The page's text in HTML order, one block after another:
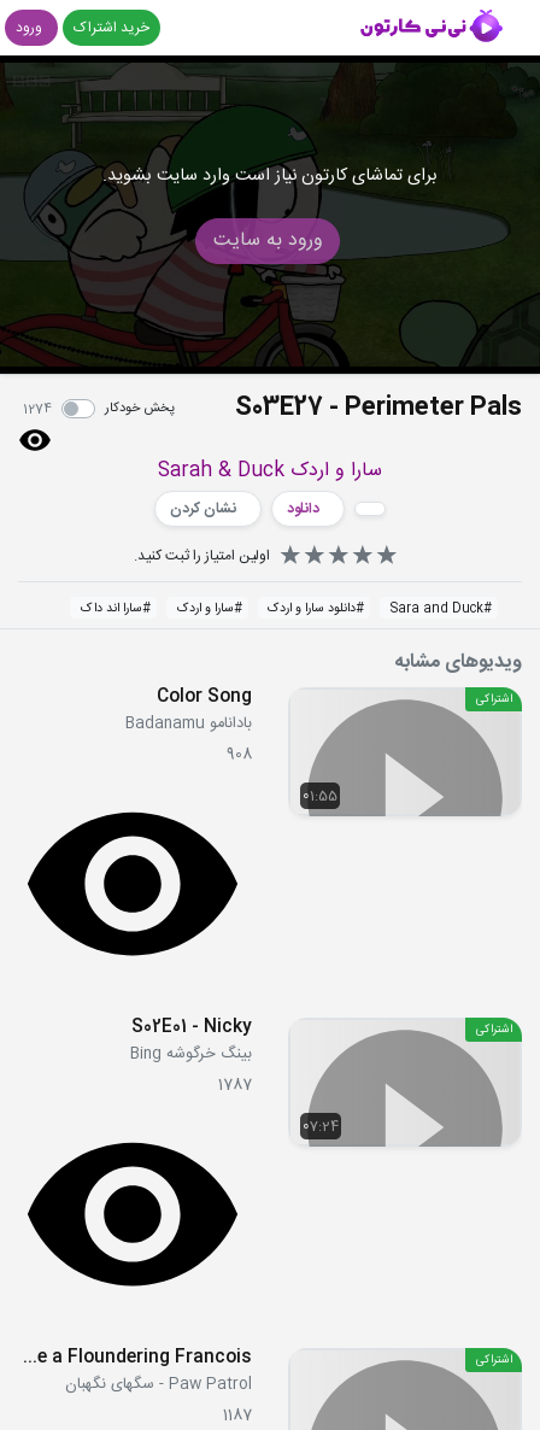
خرید اشتراک ورود
برای تماشای کارتون نیاز است وارد سایت بشوید.
ورود به سایت
S03E27 - Perimeter Pals پخش خودکار 1274
سارا و اردک Sarah & Duck
دانلود
نشان کردن
اولین امتیاز را ثبت کنید.
#
Sara and Duck
#دانلود سارا و اردک #سارا و اردک #سارا اند داک
ویدیوهای مشابه
01:55
اشتراکی Color Song
بادانامو Badanamu
908
07:24
اشتراکی S02E01 - Nicky
بینگ خرگوشه Bing
1787
اشتراکی S02E22a - Pups Save a Floundering Francois
Paw Patrol - سگهای نگهبان
1187